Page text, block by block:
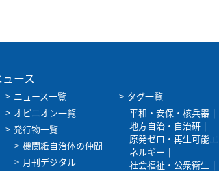
ュース
ニュース一覧
オピニオン一覧
発行物一覧
機関紙自治体の仲間
月刊デジタル
タグ一覧
平和・安保・核兵器
地方自治・自治研
原発ゼロ・再生可能エ
ネルギー
社会福祉・公衆衛生